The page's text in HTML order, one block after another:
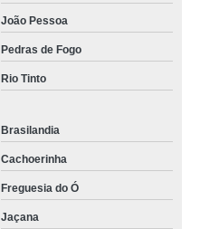
João Pessoa
Pedras de Fogo
Rio Tinto
Brasilandia
Cachoerinha
Freguesia do Ó
Jaçana